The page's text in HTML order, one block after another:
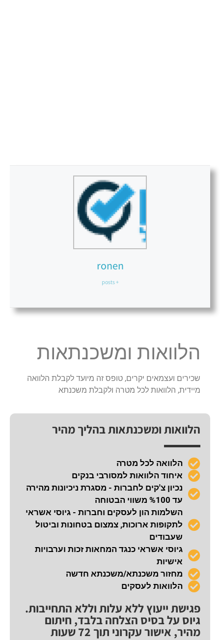
ronen
+ posts
הלוואות ומשכנתאות
שכירים ועצמאים יקרים, טופס זה מיועד לקבלת הלוואה
מיידית, הלוואות לכל מטרה ולקבלת משכנתא
הלוואות ומשכנתאות בהליך מהיר
הלוואה לכל מטרה
איחוד הלוואות למסורבי בנקים
נכיון צ'קים לחברות - מסגרת ניכיונות מהירה
עד %100 משווי הבטוחה
השלמות הון לעסקים וחברות - גיוסי אשראי
לתקופות ארוכות, צמצום בטחונות וביטול
שעבודים
גיוסי אשראי כנגד המחאות זכות וערבויות
אישיות
מחזור משכנתא/משכנתא חדשה
הלוואות לעסקים
פגישת ייעוץ ללא עלות וללא התחייבות.
גיוס על בסיס הצלחה בלבד, חיתום
מהיר, אישור עקרוני תוך 72 שעות